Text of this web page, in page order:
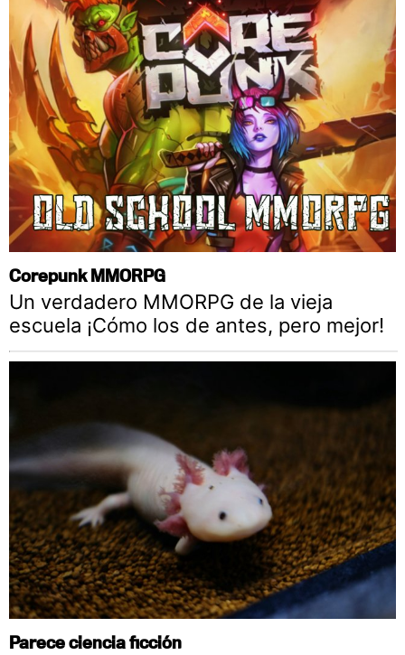
Corepunk MMORPG
Un verdadero MMORPG de la vieja
escuela ¡Cómo los de antes, pero mejor!
Parece ciencia ficción